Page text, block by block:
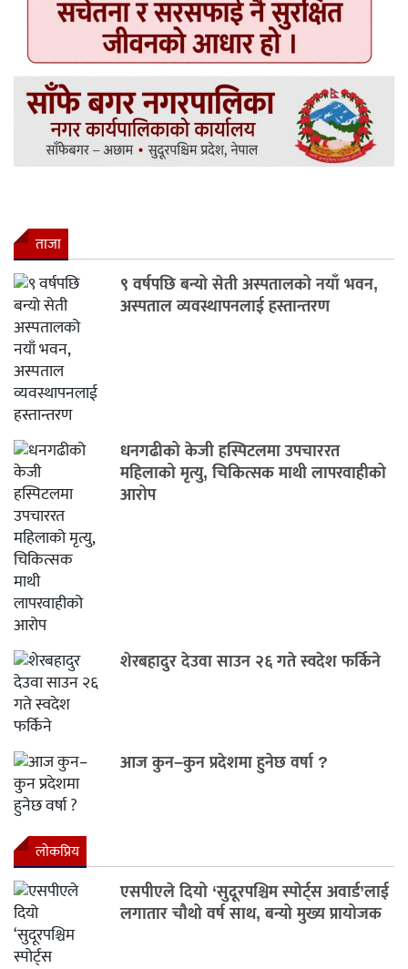
ताजा
९ वर्षपछि बन्यो सेती अस्पतालको नयाँ भवन,
अस्पताल व्यवस्थापनलाई हस्तान्तरण
धनगढीको केजी हस्पिटलमा उपचाररत
महिलाको मृत्यु, चिकित्सक माथी लापरवाहीको
आरोप
शेरबहादुर देउवा साउन २६ गते स्वदेश फर्किने
आज कुन–कुन प्रदेशमा हुनेछ वर्षा ?
लाेकप्रिय
एसपीएले दियो ‘सुदूरपश्चिम स्पोर्ट्स अवार्ड’लाई
लगातार चौथो वर्ष साथ, बन्यो मुख्य प्रायोजक